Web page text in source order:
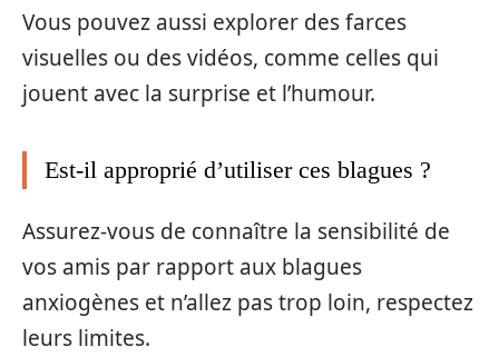
Vous pouvez aussi explorer des farces
visuelles ou des vidéos, comme celles qui
jouent avec la surprise et l’humour.
Est-il approprié d’utiliser ces blagues ?
Assurez-vous de connaître la sensibilité de
vos amis par rapport aux blagues
anxiogènes et n’allez pas trop loin, respectez
leurs limites.